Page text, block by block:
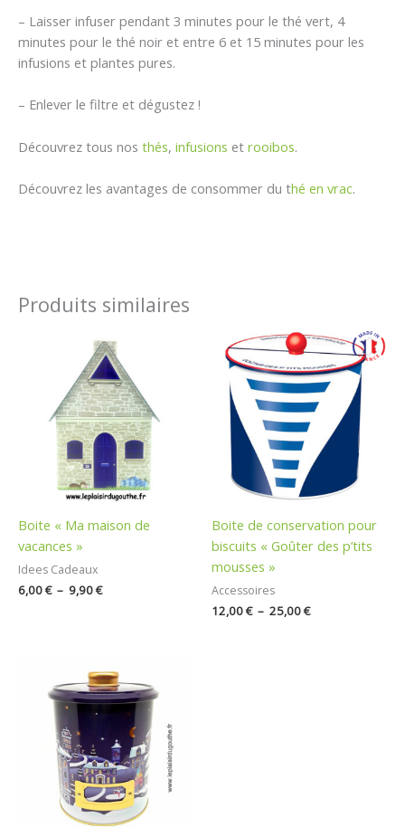
– Laisser infuser pendant 3 minutes pour le thé vert, 4
minutes pour le thé noir et entre 6 et 15 minutes pour les
infusions et plantes pures.
– Enlever le filtre et dégustez !
Découvrez tous nos thés, infusions et rooibos.
Découvrez les avantages de consommer du thé en vrac.
Produits similaires
Boite « Ma maison de
vacances »
Idees Cadeaux
6,00€ – 9,90€
de
prix :
6,00 €
à
9,90 €
Boite de conservation pour
biscuits « Goûter des p’tits
mousses »
Accessoires
12,00€ – 25,00€
Plage
de
prix :
12,00 €
à
25,00 €
de
prix :
12,00 €
15,00 €